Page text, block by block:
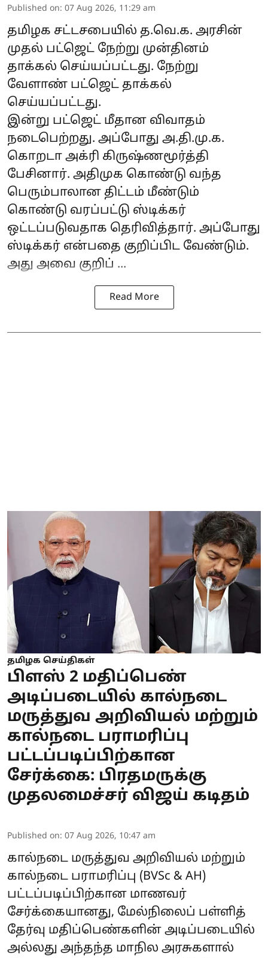
Published on: 07 Aug 2026, 11:29 am
தமிழக சட்டசபையில் த.வெ.க. அரசின்
முதல் பட்ஜெட் நேற்று முன்தினம்
தாக்கல் செய்யப்பட்டது. நேற்று
வேளாண் பட்ஜெட் தாக்கல்
செய்யப்பட்டது.
இன்று பட்ஜெட் மீதான விவாதம்
நடைபெற்றது. அப்போது அ.தி.மு.க.
கொறடா அக்ரி கிருஷ்ணமூர்த்தி
பேசினார். அதிமுக கொண்டு வந்த
பெரும்பாலான திட்டம் மீண்டும்
கொண்டு வரப்பட்டு ஸ்டிக்கர்
ஒட்டப்படுவதாக தெரிவித்தார். அப்போது
ஸ்டிக்கர் என்பதை குறிப்பிட வேண்டும்.
அது அவை குறிப் ...
Read More
தமிழக செய்திகள்
பிளஸ் 2 மதிப்பெண்
அடிப்படையில் கால்நடை
மருத்துவ அறிவியல் மற்றும்
கால்நடை பராமரிப்பு
பட்டப்படிப்பிற்கான
சேர்க்கை: பிரதமருக்கு
முதலமைச்சர் விஜய் கடிதம்
Published on: 07 Aug 2026, 10:47 am
கால்நடை மருத்துவ அறிவியல் மற்றும்
கால்நடை பராமரிப்பு (BVSc & AH)
பட்டப்படிப்பிற்கான மாணவர்
சேர்க்கையானது, மேல்நிலைப் பள்ளித்
தேர்வு மதிப்பெண்களின் அடிப்படையில்
அல்லது அந்தந்த மாநில அரசுகளால்